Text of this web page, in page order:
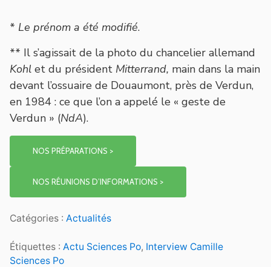
* Le prénom a été modifié.
** Il s’agissait de la photo du chancelier allemand
Kohl et du président Mitterrand, main dans la main
devant l’ossuaire de Douaumont, près de Verdun,
en 1984 : ce que l’on a appelé le « geste de
Verdun » (NdA).
NOS PRÉPARATIONS >
NOS RÉUNIONS D’INFORMATIONS >
Catégories : Actualités
Étiquettes : Actu Sciences Po, Interview Camille
Sciences Po